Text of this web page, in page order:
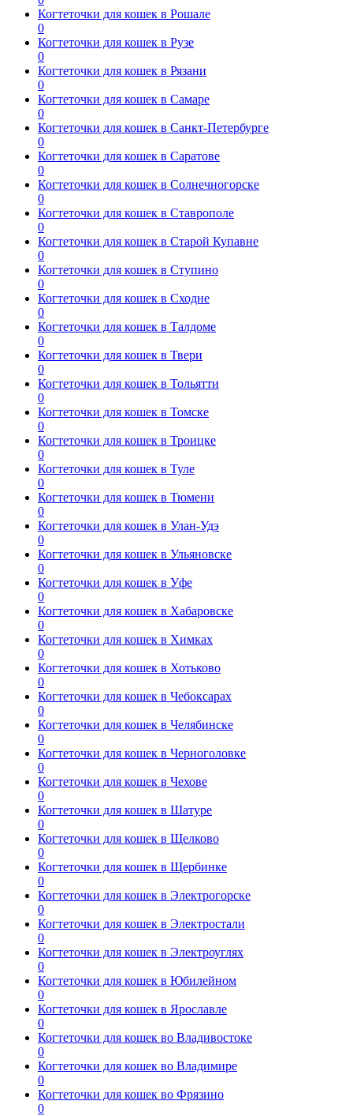
Когтеточки для кошек в Рошале
0
Когтеточки для кошек в Рузе
0
Когтеточки для кошек в Рязани
0
Когтеточки для кошек в Самаре
0
Когтеточки для кошек в Санкт-Петербурге
0
Когтеточки для кошек в Саратове
0
Когтеточки для кошек в Солнечногорске
0
Когтеточки для кошек в Ставрополе
0
Когтеточки для кошек в Старой Купавне
0
Когтеточки для кошек в Ступино
0
Когтеточки для кошек в Сходне
0
Когтеточки для кошек в Талдоме
0
Когтеточки для кошек в Твери
0
Когтеточки для кошек в Тольятти
0
Когтеточки для кошек в Томске
0
Когтеточки для кошек в Троицке
0
Когтеточки для кошек в Туле
0
Когтеточки для кошек в Тюмени
0
Когтеточки для кошек в Улан-Удэ
0
Когтеточки для кошек в Ульяновске
0
Когтеточки для кошек в Уфе
0
Когтеточки для кошек в Хабаровске
0
Когтеточки для кошек в Химках
0
Когтеточки для кошек в Хотьково
0
Когтеточки для кошек в Чебоксарах
0
Когтеточки для кошек в Челябинске
0
Когтеточки для кошек в Черноголовке
0
Когтеточки для кошек в Чехове
0
Когтеточки для кошек в Шатуре
0
Когтеточки для кошек в Щелково
0
Когтеточки для кошек в Щербинке
0
Когтеточки для кошек в Электрогорске
0
Когтеточки для кошек в Электростали
0
Когтеточки для кошек в Электроуглях
0
Когтеточки для кошек в Юбилейном
0
Когтеточки для кошек в Ярославле
0
Когтеточки для кошек во Владивостоке
0
Когтеточки для кошек во Владимире
0
Когтеточки для кошек во Фрязино
0